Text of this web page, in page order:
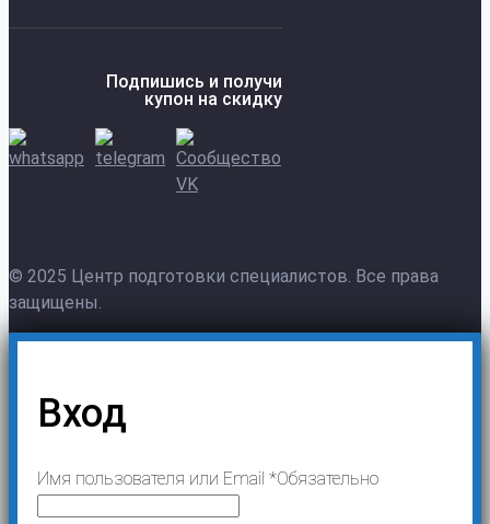
Подпишись и получи
купон на скидку
© 2025 Центр подготовки специалистов. Все права
защищены.
Вход
Имя пользователя или Email *Обязательно